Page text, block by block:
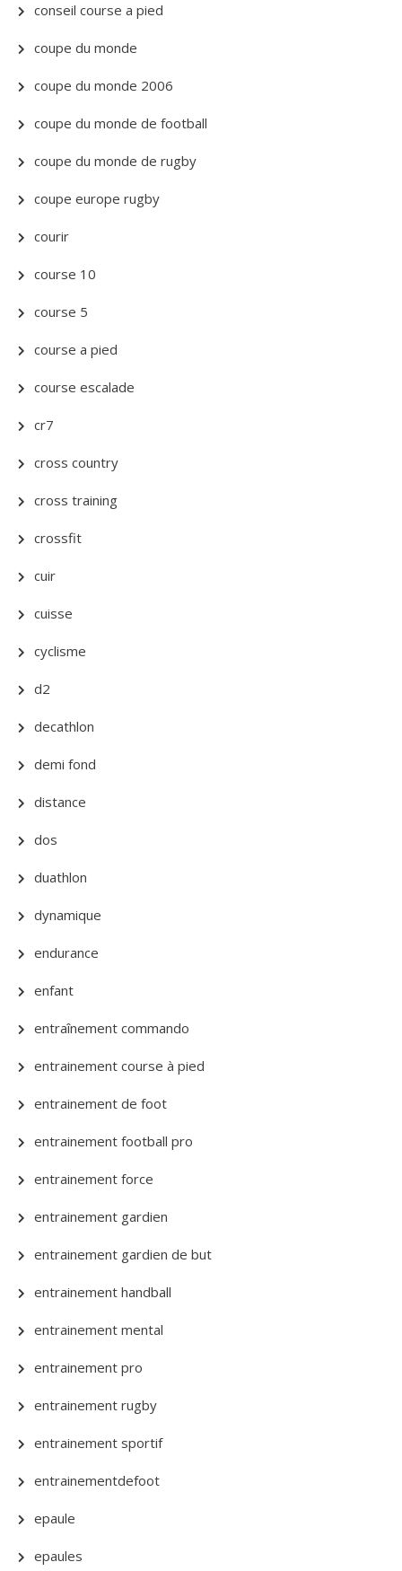
conseil course a pied
coupe du monde
coupe du monde 2006
coupe du monde de football
coupe du monde de rugby
coupe europe rugby
courir
course 10
course 5
course a pied
course escalade
cr7
cross country
cross training
crossfit
cuir
cuisse
cyclisme
d2
decathlon
demi fond
distance
dos
duathlon
dynamique
endurance
enfant
entraînement commando
entrainement course à pied
entrainement de foot
entrainement football pro
entrainement force
entrainement gardien
entrainement gardien de but
entrainement handball
entrainement mental
entrainement pro
entrainement rugby
entrainement sportif
entrainementdefoot
epaule
epaules